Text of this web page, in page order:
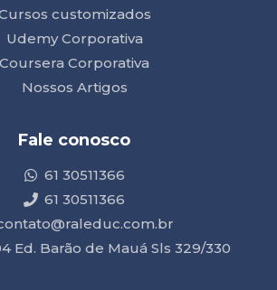
customizados
Udemy Corporativa
Coursera Corporativa
Nossos Artigos
Fale conosco
61 30511366
61 30511366
Ed. Barão de Mauá Sls 329/330